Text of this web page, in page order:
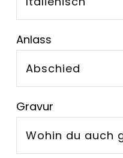
Anlass
Abschied
Gravur
Wohin du auch